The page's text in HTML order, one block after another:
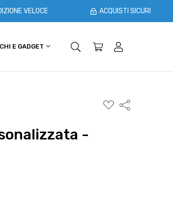
VELOCE ACQUISTI SICURI
E GADGET SHOPPER E CASA
AGGIUNGI
ALLA
Condividi
-